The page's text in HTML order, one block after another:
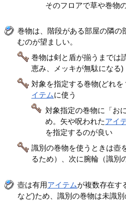
そのフロアで草や巻物
巻物は、階段がある部屋の隣の
むのが望ましい。
巻物は剣と盾が揃うまでは
恵み、メッキが無駄になる)
対象を指定する巻物(どれ
イテムに使う
対象指定の巻物に「お
め。矢や呪われたアイ
を指定するのが良い
識別の巻物を使うときは壺
るため）、次に腕輪（識別
壺は有用アイテムが複数存在す
など)ため、識別の巻物は未識